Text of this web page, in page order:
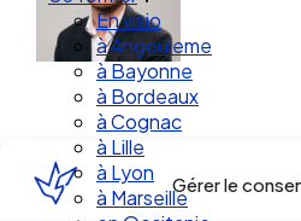
Gérer le
En visio
à Angouleme
à Bayonne
à Bordeaux
à Cognac
à Lille
à Lyon
à Marseille